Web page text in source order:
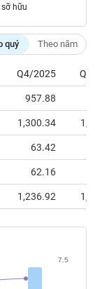
hữu
quý Theo năm
Q4/2025
957.88
1,300.34
63.42
62.16
1,236.92
7.5